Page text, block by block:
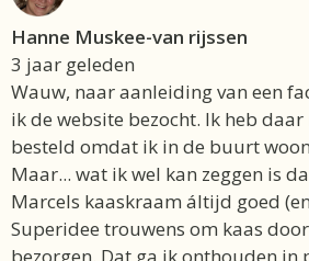
Hanne Muskee-van rijssen
3 jaar geleden
Wauw, naar aanleiding van een
ik de website bezocht. Ik heb daar
besteld omdat ik in de buurt
Maar... wat ik wel kan zeggen is
Marcels kaaskraam áltijd goed
Superidee trouwens om kaas